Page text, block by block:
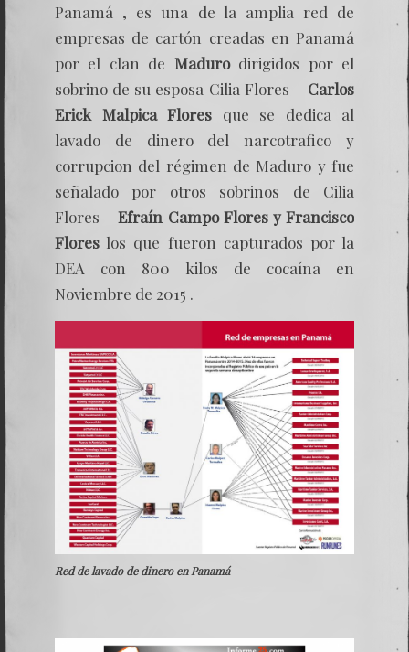
Panamá , es una de la amplia red de
empresas de cartón creadas en Panamá
por el clan de Madurodirigidos por el
sobrino de su esposa Cilia Flores – Carlos
Erick Malpica Flores que se dedica al
lavado de dinero del narcotrafico y
corrupcion del régimen de Maduro y fue
señalado por otros sobrinos de Cilia
Flores –Efraín Campo Flores y Francisco
Flores los que fueron capturados por la
DEA con 800 kilos de cocaína en
Noviembre de 2015 .
Red de lavado de dinero en Panamá